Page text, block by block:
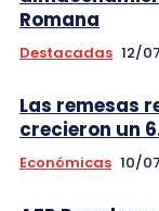
Romana
Destacadas 12/
Las remesas
crecieron un
Económicas 10/